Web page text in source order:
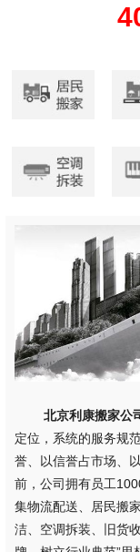
北京利康搬家公
定位，系统的服务规
誉、以信誉占市场、
前，公司拥有员工
集物流配送、居民搬
洁、空调拆装、旧货